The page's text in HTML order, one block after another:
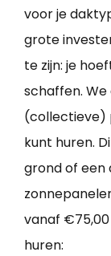
voor je
grote
te zijn: je
schaffen.
(collectieve)
kunt huren.
grond of een
vanaf
huren: